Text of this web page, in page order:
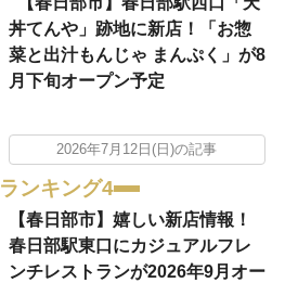
丼てんや」跡地に新店！「お惣
菜と出汁もんじゃ まんぷく」が8
月下旬オープン予定
2026年7月12日(日)の記事
ランキング4
【春日部市】嬉しい新店情報！
春日部駅東口にカジュアルフレ
ンチレストランが2026年9月オー